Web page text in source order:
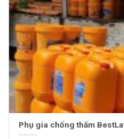
Phụ gia chống thấm